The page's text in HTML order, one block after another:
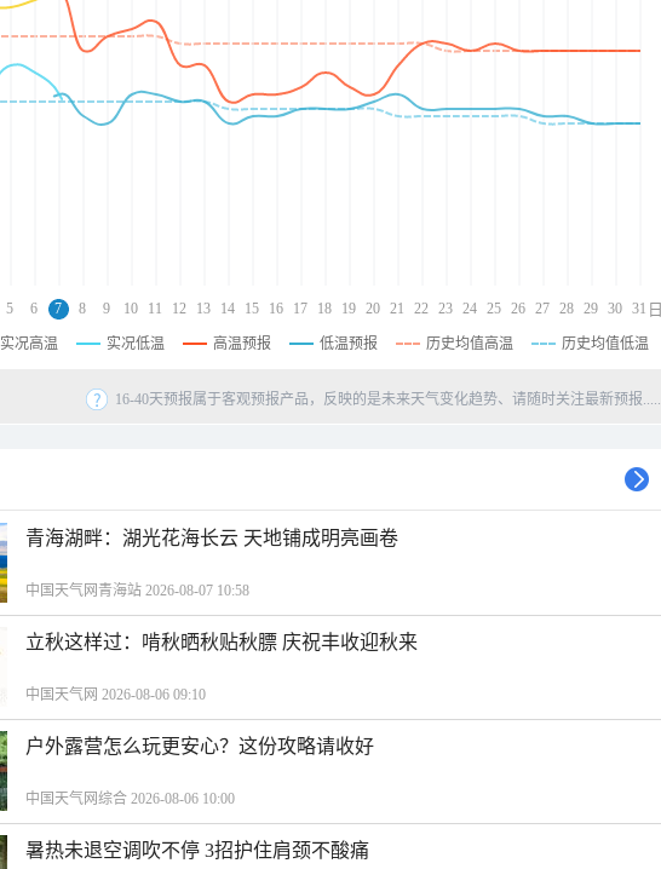
5 6 7 8 9 10 11 12 13 14 15 16 17 18 19 20 21 22 23 24 25 26 27 28 29 30 31 日
实况高温 实况低温 高温预报 低温预报 历史均值高温 历史均值低温
16-40天预报属于客观预报产品，反映的是未来天气变化趋势、请随时关注最新预报.....
青海湖畔：湖光花海长云 天地铺成明亮画卷
中国天气网青海站 2026-08-07 10:58
立秋这样过：啃秋晒秋贴秋膘 庆祝丰收迎秋来
中国天气网 2026-08-06 09:10
户外露营怎么玩更安心？这份攻略请收好
中国天气网综合 2026-08-06 10:00
暑热未退空调吹不停 3招护住肩颈不酸痛